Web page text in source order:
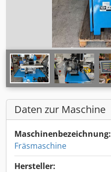
Daten zur Maschine
Maschinenbezeichnung:
Fräsmaschine
Hersteller: